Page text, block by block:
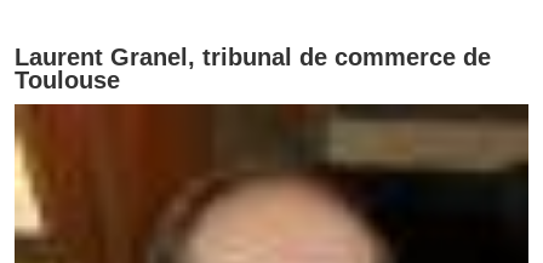
Laurent Granel, tribunal de commerce de
Toulouse